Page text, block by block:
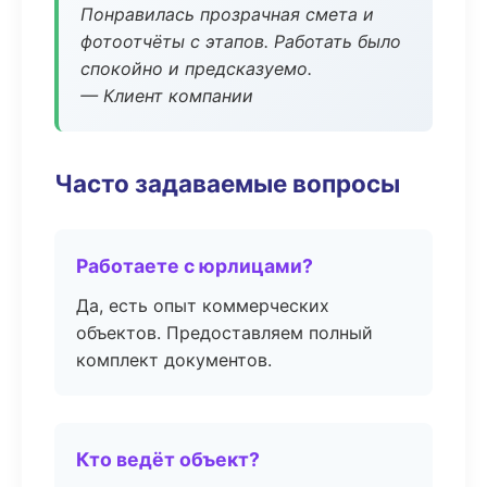
Понравилась прозрачная смета и
фотоотчёты с этапов. Работать было
спокойно и предсказуемо.
— Клиент компании
Часто задаваемые вопросы
Работаете с юрлицами?
Да, есть опыт коммерческих
объектов. Предоставляем полный
комплект документов.
Кто ведёт объект?